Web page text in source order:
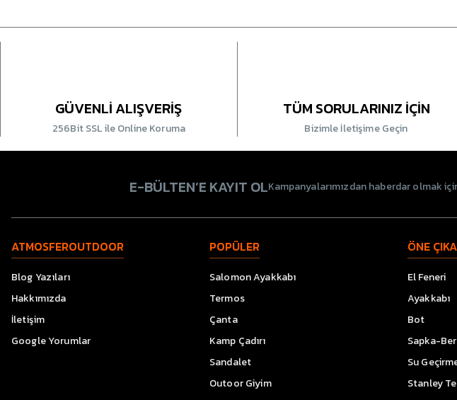
GÜVENLİ ALIŞVERİŞ
256Bit SSL ile Online Koruma
TÜM SORULARINIZ İÇİN
Bizimle İletişime Geçin
E-BÜLTEN’E KAYIT OLKampanyalarımızdan haberdar olmak
ATMOSFEROUTDOOR
Blog Yazıları
Hakkımızda
İletişim
Google Yorumlar
POPÜLER
Salomon Ayakkabı
Termos
Çanta
Kamp Çadırı
Sandalet
Outoor Giyim
ÖNE
El Feneri
Ayakkabı
Bot
Sapka-
Su
Stanley